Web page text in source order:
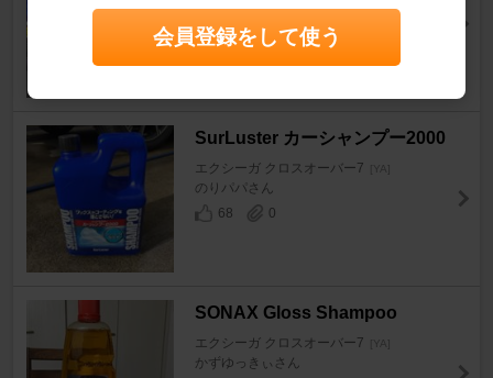
のりパパさん
18
1
SurLuster カーシャンプー2000
エクシーガ クロスオーバー7 [YA]
のりパパさん
68
0
SONAX Gloss Shampoo
エクシーガ クロスオーバー7 [YA]
かずゆっきぃさん
会員登録をして使う